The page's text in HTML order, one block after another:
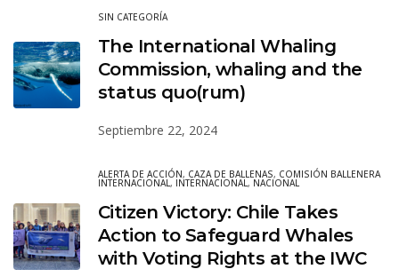
SIN CATEGORÍA
The International Whaling
Commission, whaling and the
status quo(rum)
Septiembre 22, 2024
ALERTA DE ACCIÓN, CAZA DE BALLENAS, COMISIÓN BALLENERA
INTERNACIONAL, INTERNACIONAL, NACIONAL
Citizen Victory: Chile Takes
Action to Safeguard Whales
with Voting Rights at the IWC